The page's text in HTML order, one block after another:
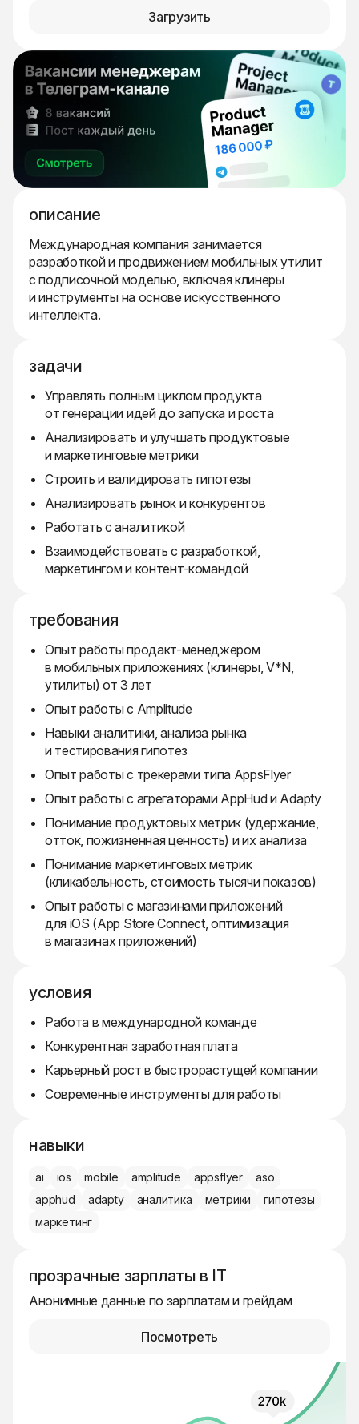
Загрузить
описание
Международная компания занимается
разработкой и продвижением мобильных утилит
с подписочной моделью, включая клинеры
и инструменты на основе искусственного
интеллекта.
задачи
Управлять полным циклом продукта
от генерации идей до запуска и роста
Анализировать и улучшать продуктовые
и маркетинговые метрики
Строить и валидировать гипотезы
Анализировать рынок и конкурентов
Работать с аналитикой
Взаимодействовать с разработкой,
маркетингом и контент-командой
требования
Опыт работы продакт-менеджером
в мобильных приложениях (клинеры, V*N,
утилиты) от 3 лет
Опыт работы с Amplitude
Навыки аналитики, анализа рынка
и тестирования гипотез
Опыт работы с трекерами типа AppsFlyer
Опыт работы с агрегаторами AppHud и Adapty
Понимание продуктовых метрик (удержание,
отток, пожизненная ценность) и их анализа
Понимание маркетинговых метрик
(кликабельность, стоимость тысячи показов)
Опыт работы с магазинами приложений
для iOS (App Store Connect, оптимизация
в магазинах приложений)
условия
Работа в международной команде
Конкурентная заработная плата
Карьерный рост в быстрорастущей компании
Современные инструменты для работы
навыки
ai ios mobile amplitude appsflyer
aso
apphud
adapty аналитика метрики
гипотезы
маркетинг
прозрачные зарплаты в IT
Анонимные данные по зарплатам и грейдам
Посмотреть